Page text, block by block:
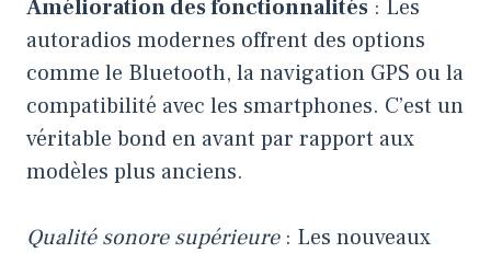
Amélioration des fonctionnalités : Les
autoradios modernes offrent des options
comme le Bluetooth, la navigation GPS ou la
compatibilité avec les smartphones. C’est un
véritable bond en avant par rapport aux
modèles plus anciens.
Qualité sonore supérieure: Les nouveaux